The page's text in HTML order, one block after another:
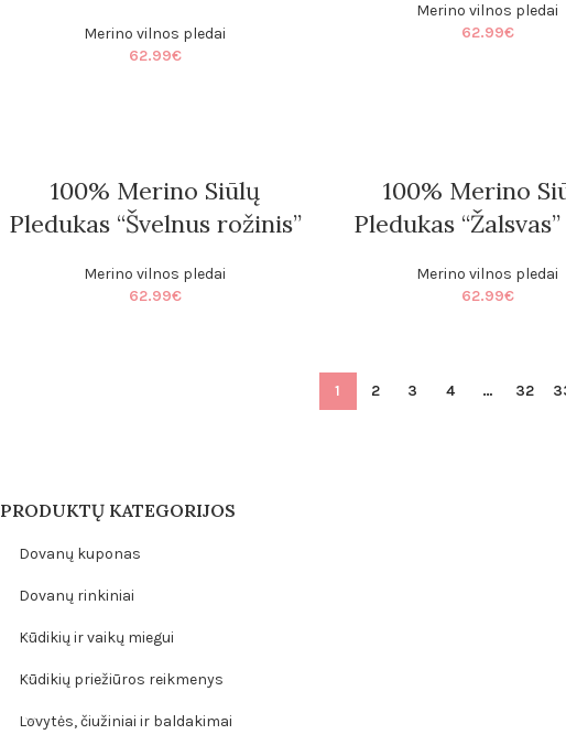
Merino vilnos pledai
62.99€
Merino vilnos pledai
62.99€
100% Merino Siūlų
Pledukas “Švelnus rožinis”
Merino vilnos pledai
62.99€
100% Merino
Pledukas “Žalsvas”
Merino vilnos pledai
62.99€
1 2 3 4 … 32
PRODUKTŲ KATEGORIJOS
Dovanų kuponas
Dovanų rinkiniai
Kūdikių ir vaikų miegui
Kūdikių priežiūros reikmenys
Lovytės, čiužiniai ir baldakimai